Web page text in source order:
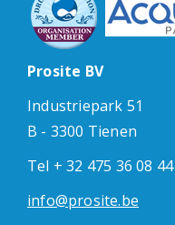
Prosite BV
Industriepark 51
B - 3300 Tienen
Tel + 32 475 36 08 44
info@prosite.be